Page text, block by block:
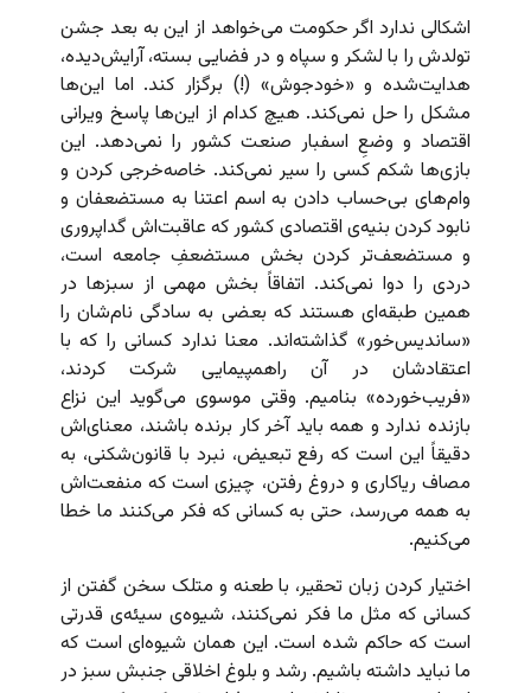
اشکالی ندارد اگر حکومت می‌خواهد از این به بعد جشن
تولدش را با لشکر و سپاه و در فضایی بسته، آرایش‌دیده،
هدایت‌شده و «خودجوش» (!) برگزار کند. اما این‌ها
مشکل را حل نمی‌کند. هیچ کدام از این‌ها پاسخ ویرانی
اقتصاد و وضعِ اسفبار صنعت کشور را نمی‌دهد. این
بازی‌ها شکم کسی را سیر نمی‌کند. خاصه‌خرجی کردن و
وام‌های بی‌حساب دادن به اسم اعتنا به مستضعفان و
نابود کردن بنیه‌ی اقتصادی کشور که عاقبت‌اش گداپروری
و مستضعف‌تر کردن بخش مستضعفِ جامعه است،
دردی را دوا نمی‌کند. اتفاقاً بخش مهمی از سبزها در
همین طبقه‌ای هستند که بعضی به سادگی نام‌شان را
«ساندیس‌خور» گذاشته‌اند. معنا ندارد کسانی را که با
اعتقادشان در آن راهمپیمایی شرکت کردند،
«فریب‌خورده» بنامیم. وقتی موسوی می‌گوید این نزاع
بازنده ندارد و همه باید آخر کار برنده باشند، معنای‌اش
دقیقاً‌ این است که رفع تبعیض، نبرد با قانون‌شکنی، به
مصاف ریاکاری و دروغ رفتن، چیزی است که منفعت‌اش
به همه می‌رسد، حتی به کسانی که فکر می‌کنند ما خطا
می‌کنیم.
اختیار کردن زبان تحقیر، با طعنه و متلک سخن گفتن از
کسانی که مثل ما فکر نمی‌کنند،‌ شیوه‌ی سیئه‌ی قدرتی
است که حاکم شده است. این همان شیوه‌ای است که
ما نباید داشته باشیم. رشد و بلوغ اخلاقی جنبش سبز در